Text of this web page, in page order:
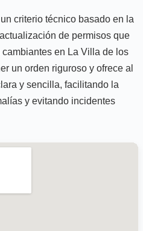
criterio técnico basado en la
de permisos que
en La Villa de los
un orden riguroso y ofrece al
y sencilla, facilitando la
y evitando incidentes